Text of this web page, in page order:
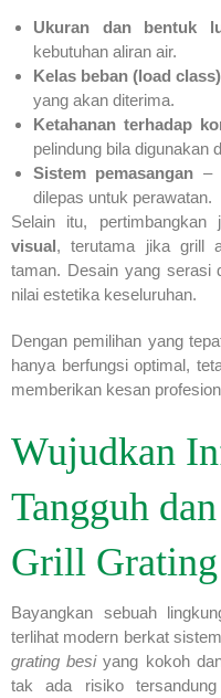
Ukuran dan bentuk
kebutuhan aliran air.
Kelas beban (load class)
yang akan diterima.
Ketahanan terhadap
pelindung bila digunakan
Sistem pemasangan –
dilepas untuk perawatan.
Selain itu,
visual, terutama jika grill
taman. Desain yang serasi
nilai estetika keseluruhan.
Dengan pemilihan yang
hanya berfungsi optimal,
memberikan kesan
Wujudkan
Tangguh
Grill
Bayangkan sebuah
terlihat modern berkat
grating besiyang kokoh
tak ada risiko